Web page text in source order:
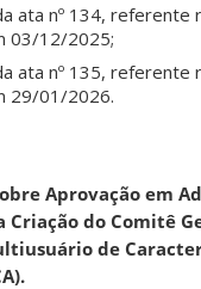
ata nº 134, referente
03/12/2025;
ata nº 135, referente
29/01/2026.
Aprovação em Ad
Criação do Comitê
de